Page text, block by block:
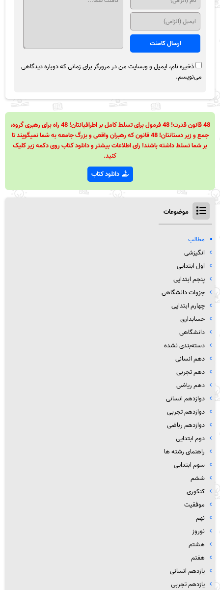
ذخیره نام، ایمیل و وبسایت من در مرورگر برای زمانی که دوباره دیدگاهی
می‌نویسم.
48 قانون قدرت! 48 فرمول برای تسلط کامل بر اطرافیانتان! 48 راه برای رهبری گروه،
جمع و زیر دستانتان! 48 قانون که رهبران واقعی و بزرگ جامعه به شما نمیگویند تا
بر شما تسلط داشته باشند! رای اطلاعات بیشتر و دانلود کتاب روی دکمه زیر کلیک
کنید.
دانلود کتاب
موضوعات
مطالب
انگیزشی
اول ابتدایی
پنجم ابتدایی
جزوات دانشگاهی
چهارم ابتدایی
حسابداری
دانشگاهی
دسته‌بندی نشده
دهم انسانی
دهم تجربی
دهم ریاضی
دوازدهم انسانی
دوازدهم تجربی
دوازدهم رباضی
دوم ابتدایی
راهنمای رشته ها
سوم ابتدایی
ششم
کنکوری
موفقیت
نهم
نوروز
هشتم
هفتم
یازدهم انسانی
یازدهم تجربی